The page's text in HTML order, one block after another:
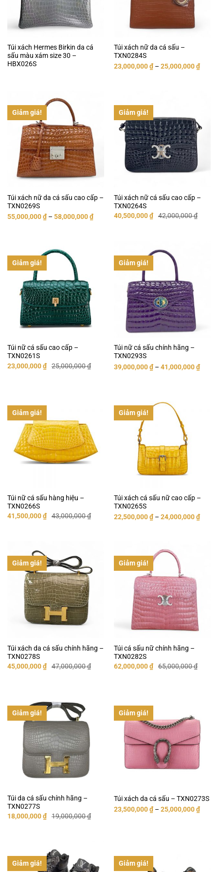
Túi xách Hermes Birkin da cá
sấu màu xám size 30 –
HBX026S
Túi xách nữ da cá sấu –
TXN0284S
23,000,000₫– 25,000,000₫
Giảm giá!
Túi xách nữ da cá sấu cao cấp –
TXN0269S
55,000,000₫– 58,000,000₫
Giảm giá!
Túi xách nữ cá sấu cao cấp –
TXN0264S
42,000,000₫
Giá
gốc
40,500,000₫Giá
hiện
Giảm giá!
Túi nữ cá sấu cao cấp –
TXN0261S
25,000,000₫
Giá
gốc
23,000,000₫Giá
hiện
Giảm giá!
Túi nữ cá sấu chính hãng –
TXN0293S
39,000,000₫– 41,000,000₫
Giảm giá!
Túi nữ cá sấu hàng hiệu –
TXN0266S
43,000,000₫
Giá
gốc
41,500,000₫Giá
hiện
Giảm giá!
Túi xách cá sấu nữ cao cấp –
TXN0265S
22,500,000₫– 24,000,000₫
Giảm giá!
Túi xách da cá sấu chính hãng –
TXN0278S
47,000,000₫
Giá
gốc
45,000,000₫Giá
hiện
Giảm giá!
Túi cá sấu nữ chính hãng –
TXN0282S
65,000,000₫
Giá
gốc
62,000,000₫Giá
hiện
Giảm giá!
Túi da cá sấu chính hãng –
TXN0277S
19,000,000₫
Giá
gốc
18,000,000₫Giá
hiện
Giảm giá!
Túi xách da cá sấu – TXN0273S
23,500,000₫– 25,000,000₫
Giảm giá! Giảm giá!